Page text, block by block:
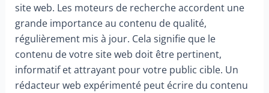
site web. Les moteurs de recherche accordent une
grande importance au contenu de qualité,
régulièrement mis à jour. Cela signifie que le
contenu de votre site web doit être pertinent,
informatif et attrayant pour votre public cible. Un
rédacteur web expérimenté peut écrire du contenu